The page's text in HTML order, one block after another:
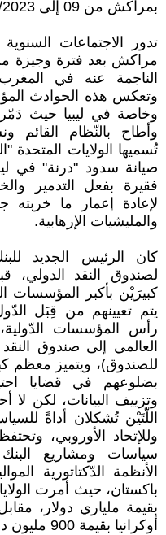
بمراكش من 09 إلى 15/10/2023
تدور الاجتماعات
مراكش بعد فترة وجيزة
الناجمة عنه في
وتعكس هذه الحوادث
وخاصة في ليبيا حيث
وأطاح بالنّظام القائم
تُسميها الولايات المتحدة
صيانة سدود "درنة" في
فقيرة بفعل التدمير
لإعادة إعمار ما
والمليشيات الإرهابية.
كان الرئيس الجديد
لصندوق النقد الدولي،
كبيرَيْن بأكبر المؤسسات
يتم تعيينهم من قِبَل
رأس المؤسسات
العالمي إلى صندوق
للصندوق)، ويتميز معظم
بضلوعهم في قضايا
وتزييف البيانات، لكن
اللّتَيْن تُشكلان أداةً
وللإتحاد الأوروبي،
سياسات ومشاريع
الأنظمة الدّكتاتورية
باكستان، حيث أمرت
بقيمة ملياري دولار،
أوكرانيا بقيمة 900 مليون دولار.